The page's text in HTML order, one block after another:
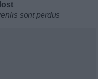
sont perdus